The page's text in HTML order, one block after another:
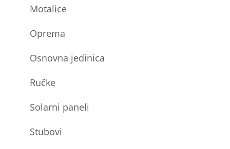
Motalice
Oprema
Osnovna jedinica
Ručke
Solarni paneli
Stubovi